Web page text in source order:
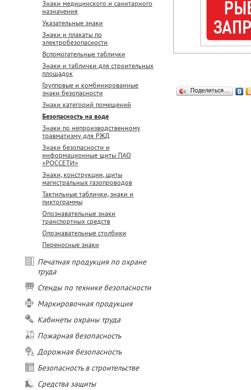
Знаки медицинского и санитарного
назначения
Указательные знаки
Знаки и плакаты по
электробезопасности
Вспомогательные таблички
Знаки и таблички для строительных
площадок
Групповые и комбинированные
знаки безопасности
Знаки категорий помещений
Безопасность на воде
Знаки по непроизводственному
травматизму для РЖД
Знаки безопасности и
информационные щиты ПАО
«РОССЕТИ»
Знаки, конструкции, щиты
магистральных газопроводов
Тактильные таблички, знаки и
пиктограммы
Опознавательные знаки
транспортных средств
Опознавательные столбики
Переносные знаки
Печатная продукция по охране
труда
Стенды по технике безопасности
Маркировочная продукция
Кабинеты охраны труда
Пожарная безопасность
Дорожная безопасность
Безопасность в строительстве
Средства защиты
Поделиться…